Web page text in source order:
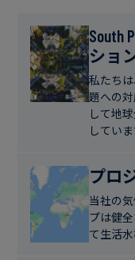
South
ショ
私たち
題への
して地
していま
プロ
当社の
プは健
て生活